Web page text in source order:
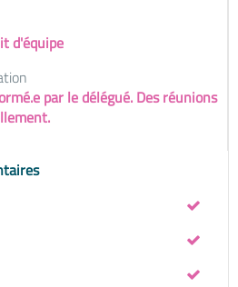
d'équipe
par le délégué. Des réunions